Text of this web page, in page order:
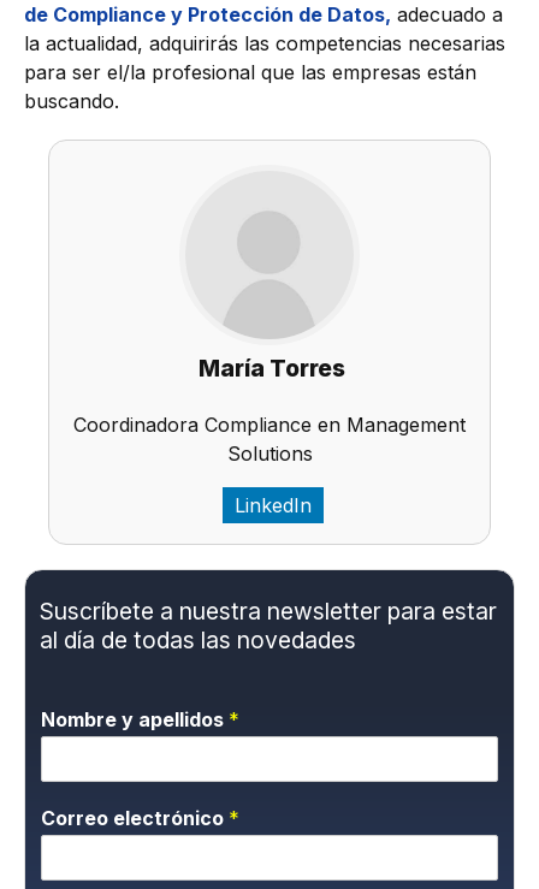
de Compliance y Protección de Datos, adecuado a
la actualidad, adquirirás las competencias necesarias
para ser el/la profesional que las empresas están
buscando.
María Torres
Coordinadora Compliance en Management
Solutions
LinkedIn
Suscríbete a nuestra newsletter para estar
al día de todas las novedades
Nombre y apellidos *
Correo electrónico *